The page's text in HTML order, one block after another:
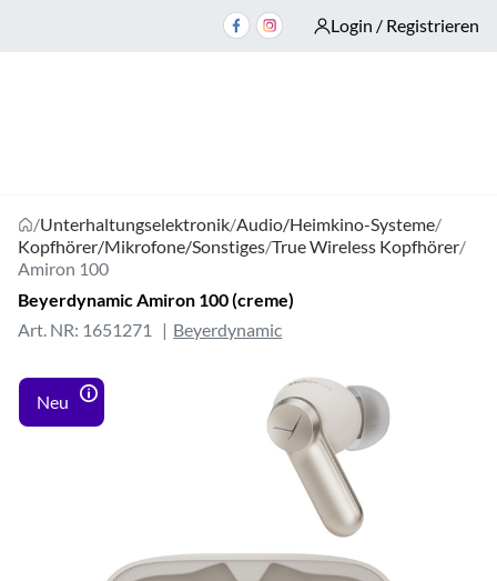
Login / Registrieren
/Unterhaltungselektronik/Audio/Heimkino-Systeme/
Kopfhörer/Mikrofone/Sonstiges/True Wireless Kopfhörer/
Amiron 100
Beyerdynamic Amiron 100 (creme)
Art. NR: 1651271
Beyerdynamic
Neu